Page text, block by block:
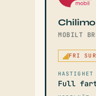
MOBILT
FRI
HASTIGHET
Full